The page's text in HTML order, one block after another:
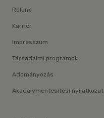
Rólunk
Karrier
Impresszum
Társadalmi programok
Adományozás
Akadálymentesítési nyilatkozat